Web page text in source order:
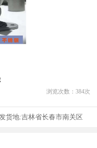
浏览次数： 384次
发货地:吉林省长春市南关区